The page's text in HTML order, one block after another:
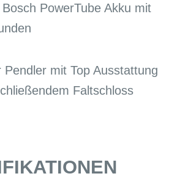
PowerTube Akku mit
Pendler mit Top Ausstattung
Faltschloss